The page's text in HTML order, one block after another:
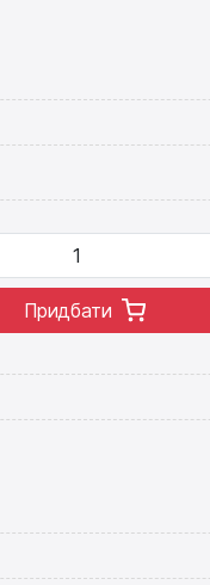
Придбати